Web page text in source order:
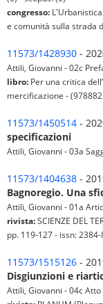
congresso:
e comunità sulla strada
11573/1428930 -
Attili, Giovanni - 02c
libro: Per una critica
mercificazione -
11573/1450514 -
specificazioni
Attili, Giovanni - 03a
11573/1404638 -
Bagnoregio. Una
Attili, Giovanni - 01a
rivista:SCIENZE DEL
pp. 119-127 - issn:
11573/1515126 -
Disgiunzioni e
Attili, Giovanni - 04c